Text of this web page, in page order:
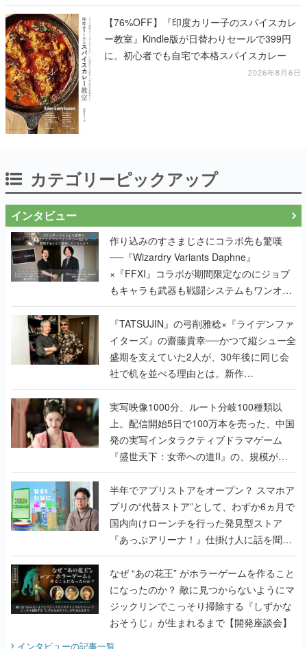
に
【76%OFF】『印度カリー子のスパイスカレ
ー教室』Kindle版が日替わりセールで399円
に。初心者でも自宅で本格スパイスカレー
2026年8月6日
カテゴリーピックアップ
インタビュー
作り込みのすさまじさにコラボ先も驚嘆
──『Wizardry Variants Daphne』
×『FFXI』コラボが期間限定なのにジョブ
もキャラも武器も戦闘システムもワンオフ
で作り込まれた理由を両ディレクターに聞
く
『TATSUJIN』の弓削雅稔×『ライデンファ
イターズ』の齋藤貴幸──かつて縦シュー全
盛期を支えていた2人が、30年後に同じ会
社で机を並べる理由とは。新作
『TATSUJIN EXTREME』で初タッグを組
んだレジェンド2人に訊く開発秘話
実写映像1000分、ルート分岐100種類以
上。配信開始5日で100万本を売った、中国
発の実写インタラクティブドラマゲーム
『盛世天下：女帝への道II』の、規模が違
うこだわりをプロデューサーに聞いた
半年でアプリストアをオープン？ スマホア
プリの“代替ストア”として、わずか6ヵ月で
国内向けローンチを行った発見型ストア
『あっぷアリーナ！』仕掛け人に話を聞い
てみた
なぜ “あの花王” がホラーゲームを作ること
になったのか？ 敵に見つからないようにマ
ジックリンでこっそり掃除する『しずかな
おそうじ』が生まれるまで【開発座談会】
インタビューの記事一覧